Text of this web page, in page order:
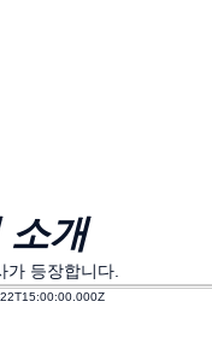
소개
등장합니다.